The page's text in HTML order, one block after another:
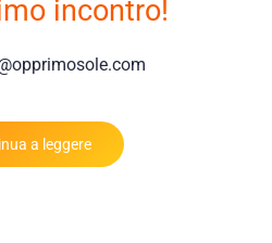
incontro!
a leggere